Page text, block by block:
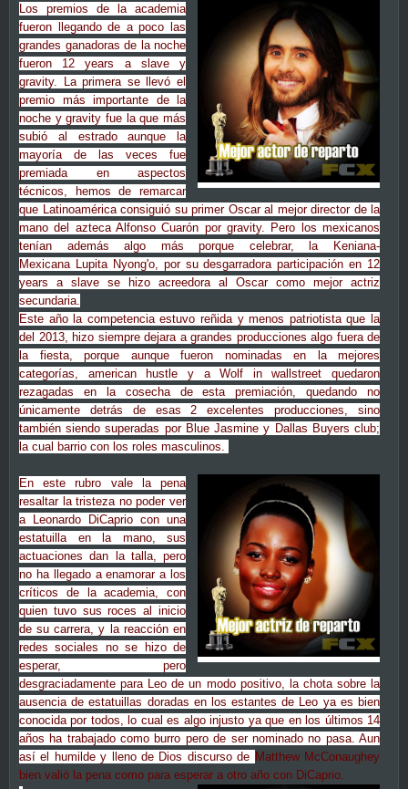
Los premios de la academia
fueron llegando de a poco las
grandes ganadoras de la noche
fueron 12 years a slave y
gravity. La primera se llevó el
premio más importante de la
noche y gravity fue la que más
subió al estrado aunque la
mayoría de las veces fue
premiada en aspectos
técnicos, hemos de remarcar
que Latinoamérica consiguió su primer Oscar al mejor director de la
mano del azteca Alfonso Cuarón por gravity. Pero los mexicanos
tenían además algo más porque celebrar, la Keniana-
Mexicana Lupita Nyong'o, por su desgarradora participación en 12
years a slave se hizo acreedora al Oscar como mejor actriz
secundaria.
Este año la competencia estuvo reñida y menos patriotista que la
del 2013, hizo siempre dejara a grandes producciones algo fuera de
la fiesta, porque aunque fueron nominadas en la mejores
categorías, american hustle y a Wolf in wallstreet quedaron
rezagadas en la cosecha de esta premiación, quedando no
únicamente detrás de esas 2 excelentes producciones, sino
también siendo superadas por Blue Jasmine y Dallas Buyers club;
la cual barrio con los roles masculinos.
En este rubro vale la pena
resaltar la tristeza no poder ver
a Leonardo DiCaprio con una
estatuilla en la mano, sus
actuaciones dan la talla, pero
no ha llegado a enamorar a los
críticos de la academia, con
quien tuvo sus roces al inicio
de su carrera, y la reacción en
redes sociales no se hizo de
esperar, pero
desgraciadamente para Leo de un modo positivo, la chota sobre la
ausencia de estatuillas doradas en los estantes de Leo ya es bien
conocida por todos, lo cual es algo injusto ya que en los últimos 14
años ha trabajado como burro pero de ser nominado no pasa. Aun
así el humilde y lleno de Dios discurso de Matthew McConaughey
bien valió la pena como para esperar a otro año con DiCaprio.